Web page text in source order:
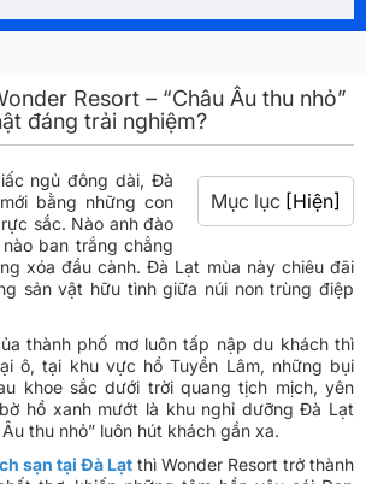
Resort – “Châu Âu thu nhỏ”
đáng trải nghiệm?
Mục lục [Hiện]
ngủ đông dài, Đà
bằng những con
sắc. Nào anh đào
ban trắng chẳng
xóa đầu cành. Đà Lạt mùa này chiêu đãi
sản vật hữu tình giữa núi non trùng điệp
thành phố mơ luôn tấp nập du khách thì
ô, tại khu vực hồ Tuyền Lâm, những bụi
khoe sắc dưới trời quang tịch mịch, yên
hồ xanh mướt là khu nghỉ dưỡng Đà Lạt
thu nhỏ” luôn hút khách gần xa.
sạn tại Đà Lạt thì Wonder Resort trở thành